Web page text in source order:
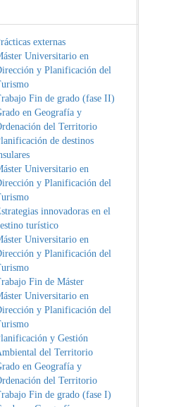
externas
Universitario en
y Planificación del
Fin de grado (fase II)
en Geografía y
del Territorio
de destinos
Universitario en
y Planificación del
innovadoras en el
turístico
Universitario en
y Planificación del
Fin de Máster
Universitario en
y Planificación del
y Gestión
del Territorio
en Geografía y
del Territorio
Fin de grado (fase I)